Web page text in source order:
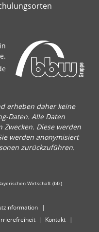
erheben daher keine
Daten. Alle Daten
Diese werden
werden anonymisiert
zurückzuführen.
Wirtschaft (bfz)
Kontakt